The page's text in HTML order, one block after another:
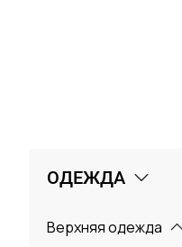
ОДЕЖДА
Верхняя одежда